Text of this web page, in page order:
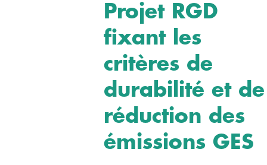
Projet RGD
fixant les
critères de
durabilité et de
réduction des
émissions GES